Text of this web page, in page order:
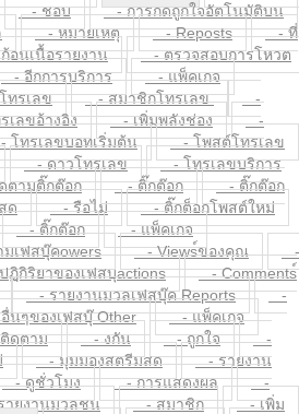
- ชอบ
- การกดถูกใจอัตโนมัติบน
- หมายเหตุ - Reposts
- ที่
นเนื้อรายงาน
- ตรวจสอบการโหวต
- อีกการบริการ
- แพ็คเกจ
รเลข - สมาชิกโทรเลข
-
ลขอ้างอิง - เพิ่มพลังช่อง
-
ทรเลขบอทเริ่มต้น
- โพสต์โทรเลข
- ดาวโทรเลข
- โทรเลขบริการ
ามติ๊กต๊อก - ติ๊กต๊อก
- ติ๊กต๊อก
ด - รือไม่
- ติ๊กต็อกโพสต์ใหม่
- ติ๊กต๊อก
- แพ็คเกจ
เฟสบุ๊คowers - Views์ของคุณ
-
กิริยาของเฟสบุactions
- Comments์
- รายงานมวลเฟสบุ๊ค Reports
-
ๆของเฟสบุ๊ Other
- แพ็คเกจ
ตาม - งกัน - ถูกใจ
-
- มุมมองสตรีมสด
- รายงาน
- ดูชั่วโมง - การแสดงผล
-
ยงานมวลชน - สมาชิก
- เพิ่ม